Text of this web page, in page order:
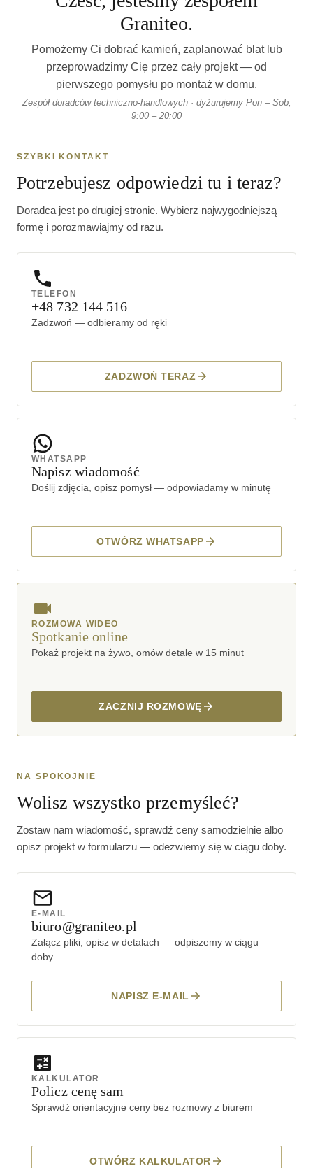
Graniteo.
Pomożemy Ci dobrać kamień, zaplanować blat lub
przeprowadzimy Cię przez cały projekt — od
pierwszego pomysłu po montaż w domu.
Zespół doradców techniczno-handlowych · dyżurujemy Pon – Sob,
9:00 – 20:00
SZYBKI KONTAKT
Potrzebujesz odpowiedzi tu i teraz?
Doradca jest po drugiej stronie. Wybierz najwygodniejszą
formę i porozmawiajmy od razu.
TELEFON
+48 732 144 516
Zadzwoń — odbieramy od ręki
ZADZWOŃ TERAZ
WHATSAPP
Napisz wiadomość
Doślij zdjęcia, opisz pomysł — odpowiadamy w minutę
OTWÓRZ WHATSAPP
ROZMOWA WIDEO
Spotkanie online
Pokaż projekt na żywo, omów detale w 15 minut
ZACZNIJ ROZMOWĘ
NA SPOKOJNIE
Wolisz wszystko przemyśleć?
Zostaw nam wiadomość, sprawdź ceny samodzielnie albo
opisz projekt w formularzu — odezwiemy się w ciągu doby.
E-MAIL
biuro@graniteo.pl
Załącz pliki, opisz w detalach — odpiszemy w ciągu
doby
NAPISZ E-MAIL
KALKULATOR
Policz cenę sam
Sprawdź orientacyjne ceny bez rozmowy z biurem
OTWÓRZ KALKULATOR